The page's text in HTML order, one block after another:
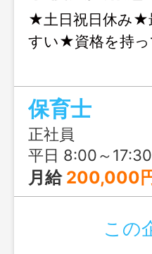
★土日祝日休み★
すい★資格を持
保育士
正社員
平日 8:00～17:30 土曜日 8:00
月給 200,000
この